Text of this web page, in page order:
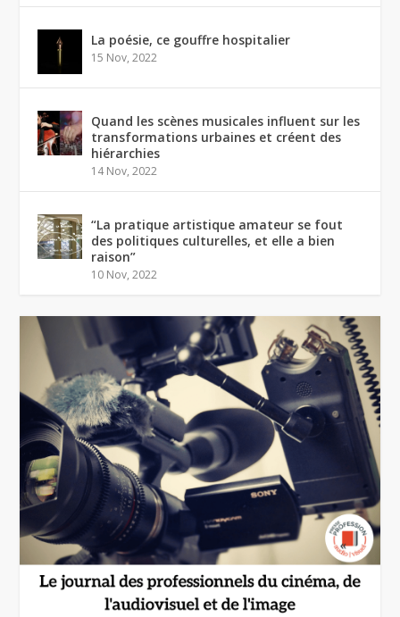
La poésie, ce gouffre hospitalier
15 Nov, 2022
Quand les scènes musicales influent sur les
transformations urbaines et créent des
hiérarchies
14 Nov, 2022
“La pratique artistique amateur se fout
des politiques culturelles, et elle a bien
raison”
10 Nov, 2022